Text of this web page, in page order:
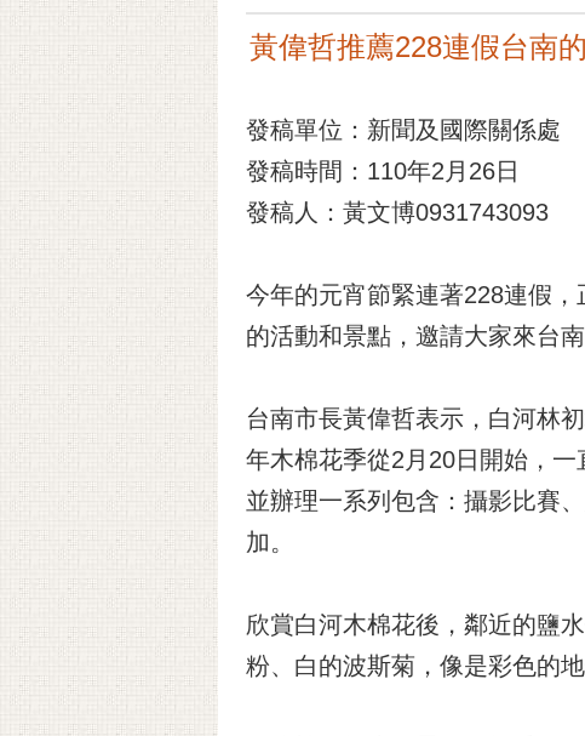
黃偉哲推薦228連假台南
發稿單位：新聞及國際關係處
發稿時間：110年2月26日
發稿人：黃文博0931743093
今年的元宵節緊連著228連假
的活動和景點，邀請大家來台
台南市長黃偉哲表示，白河林
年木棉花季從2月20日開始，
並辦理一系列包含：攝影比賽
加。
欣賞白河木棉花後，鄰近的鹽
粉、白的波斯菊，像是彩色的